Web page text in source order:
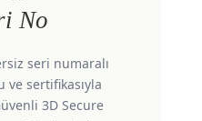
No
seri numaralı
ve sertifikasıyla
3D Secure